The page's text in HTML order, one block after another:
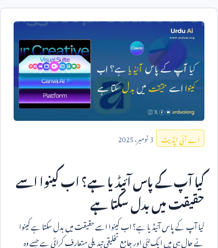
اے آئی اپڈیٹ 3نومبر،2025
کیا آپ کے پاس آئیڈیا ہے؟ اب کینوا اسے
حقیقت میں بدل سکتا ہے
کیا آپ کے پاس آئیڈیا ہے؟ اب کینوا اسے حقیقت میں بدل سکتا ہے کینوا
نے حال ہی میں ایک نئی اور جامع تخلیقی تبدیلی متعارف کرائی ہے جسے وہ